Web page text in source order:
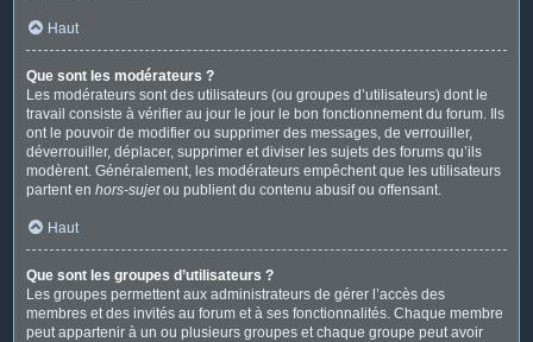
Haut
Que sont les modérateurs ?
Les modérateurs sont des utilisateurs (ou groupes d’utilisateurs) dont le
travail consiste à vérifier au jour le jour le bon fonctionnement du forum. Ils
ont le pouvoir de modifier ou supprimer des messages, de verrouiller,
déverrouiller, déplacer, supprimer et diviser les sujets des forums qu’ils
modèrent. Généralement, les modérateurs empêchent que les utilisateurs
partent en hors-sujetou publient du contenu abusif ou offensant.
Haut
Que sont les groupes d’utilisateurs ?
Les groupes permettent aux administrateurs de gérer l’accès des
membres et des invités au forum et à ses fonctionnalités. Chaque membre
peut appartenir à un ou plusieurs groupes et chaque groupe peut avoir